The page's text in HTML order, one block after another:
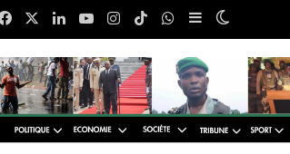
FacebookLinkedinYouTubeInstagram
TikTokWhatsApp
Sidebar